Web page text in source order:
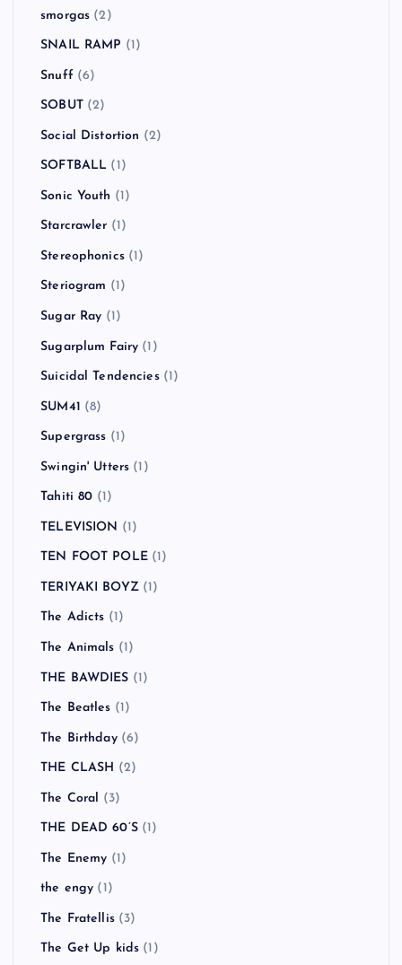
smorgas (2)
SNAIL RAMP (1)
Snuff (6)
SOBUT(2)
Social Distortion (2)
SOFTBALL (1)
Sonic Youth (1)
Starcrawler (1)
Stereophonics(1)
Steriogram (1)
Sugar Ray (1)
Sugarplum Fairy (1)
Suicidal Tendencies(1)
SUM41 (8)
Supergrass (1)
Swingin' Utters (1)
Tahiti 80 (1)
TELEVISION (1)
TEN FOOT POLE(1)
TERIYAKI BOYZ(1)
The Adicts (1)
The Animals (1)
THE BAWDIES (1)
The Beatles (1)
The Birthday(6)
THE CLASH (2)
The Coral (3)
THE DEAD 60’S(1)
The Enemy (1)
the engy (1)
The Fratellis(3)
The Get Up kids (1)